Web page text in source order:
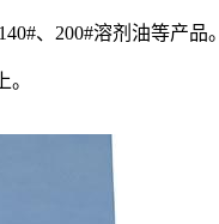
、200#溶剂油等产品。